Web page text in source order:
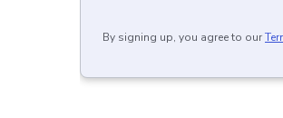
By signing up, you agree to our